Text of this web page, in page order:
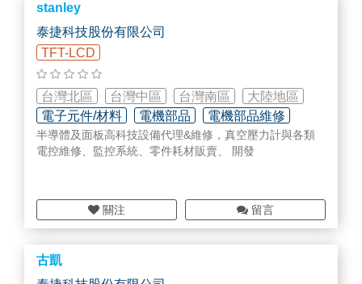
stanley
泰捷科技股份有限公司
TFT-LCD
台灣北區 台灣中區 台灣南區
大陸地區
電子元件/材料
電機部品 電機部品維修
半導體及面板高科技設備代理&維修，真空壓力計與各類
電控維修、監控系統、零件耗材販賣、 開發
關注 留言
古凱